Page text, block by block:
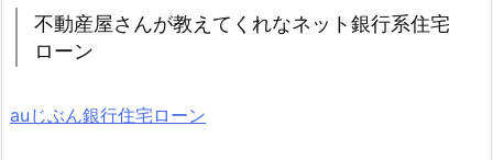
不動産屋さんが教えてくれなネット銀行系住宅
ローン
auじぶん銀行住宅ローン